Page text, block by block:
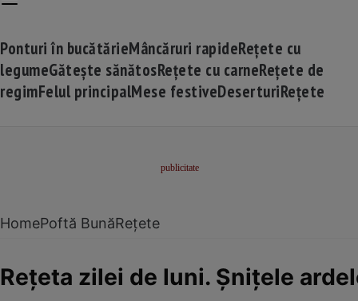
Ponturi în bucătărieMâncăruri rapideRețete cu
legumeGătește sănătosRețete cu carneRețete de
regimFelul principalMese festiveDeserturiRețete
HomePoftă BunăRețete
Reţeta zilei de luni. Şniţele